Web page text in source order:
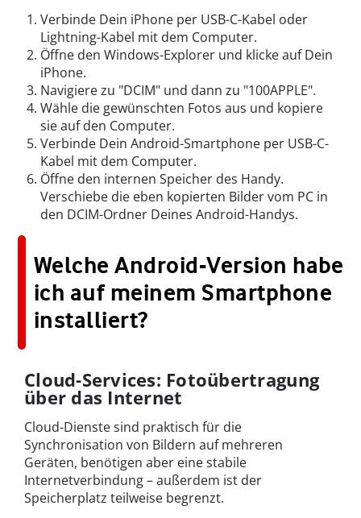
Verbinde Dein iPhone per USB-C-Kabel oder
Lightning-Kabel mit dem Computer.
Öffne den Windows-Explorer und klicke auf Dein
iPhone.
Navigiere zu "DCIM" und dann zu "100APPLE".
Wähle die gewünschten Fotos aus und kopiere
sie auf den Computer.
Verbinde Dein Android-Smartphone per USB-C-
Kabel mit dem Computer.
Öffne den internen Speicher des Handy.
Verschiebe die eben kopierten Bilder vom PC in
den DCIM-Ordner Deines Android-Handys.
Welche Android-Version habe
ich auf meinem Smartphone
installiert?
Cloud-Services: Fotoübertragung
über das Internet
Cloud-Dienste sind praktisch für die
Synchronisation von Bildern auf mehreren
Geräten, benötigen aber eine stabile
Internetverbindung – außerdem ist der
Speicherplatz teilweise begrenzt.